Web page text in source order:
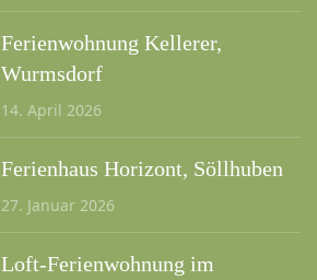
Ferienwohnung Kellerer,
Wurmsdorf
14. April 2026
Ferienhaus Horizont, Söllhuben
27. Januar 2026
Loft-Ferienwohnung im